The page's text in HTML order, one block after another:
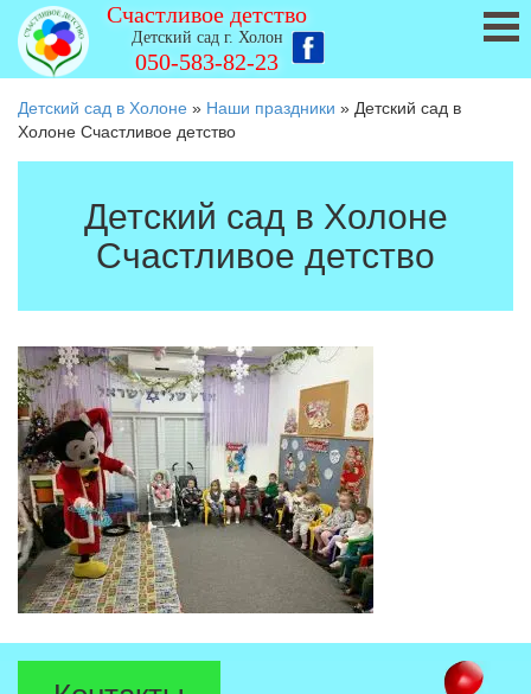
Счастливое детство
Детский сад г. Холон
050-583-82-23
Детский сад в Холоне » Наши праздники » Детский сад в
Холоне Счастливое детство
Детский сад в Холоне
Счастливое детство